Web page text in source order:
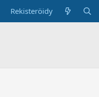
Rekisteröidy